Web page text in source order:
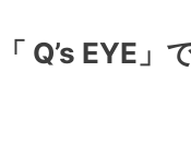
Q’s EYE」